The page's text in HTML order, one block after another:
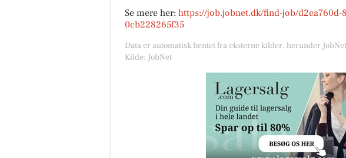
Se mere her: https://job.jobnet.dk/find-job/d2ea760d-
0cb228265f35
Data er automatisk hentet fra eksterne kilder, herunder
Kilde: JobNet